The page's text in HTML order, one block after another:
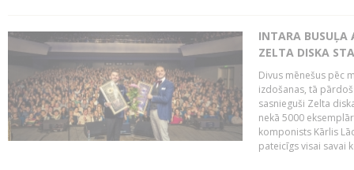
INTARA BUSUĻA
ZELTA DISKA
Divus mēnešus pēc
izdošanas, tā
sasnieguši Zelta
nekā 5000
komponists Kārlis
pateicīgs visai savai